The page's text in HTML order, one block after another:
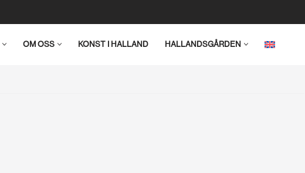
OM OSS KONST I HALLAND HALLANDSGÅRDEN